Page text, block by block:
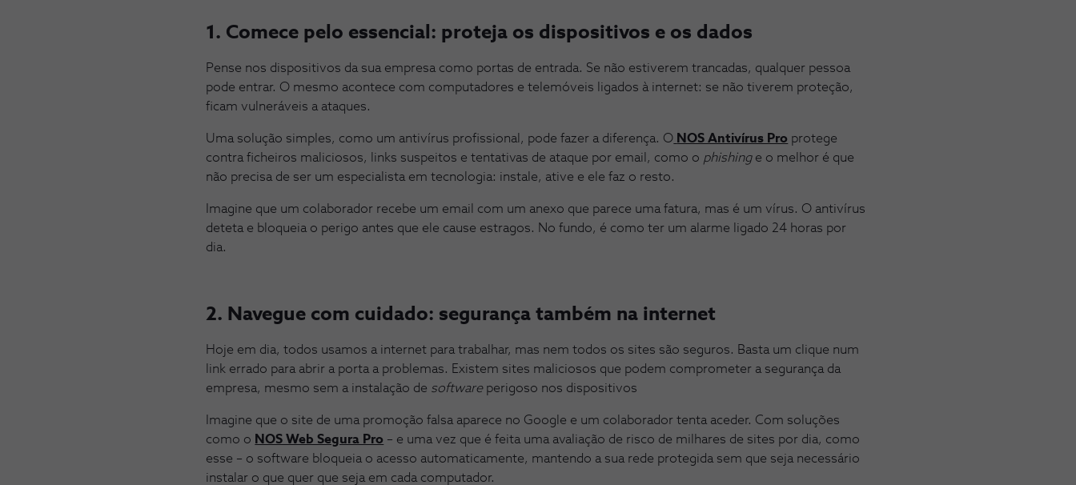
1. Comece pelo essencial: proteja os dispositivos e os dados
Pense nos dispositivos da sua empresa como portas de entrada. Se não estiverem trancadas, qualquer pessoa
pode entrar. O mesmo acontece com computadores e telemóveis ligados à internet: se não tiverem proteção,
ficam vulneráveis a ataques.
Uma solução simples, como um antivírus profissional, pode fazer a diferença. O NOS Antivírus Pro protege
contra ficheiros maliciosos, links suspeitos e tentativas de ataque por email, como o phishinge o melhor é que
não precisa de ser um especialista em tecnologia: instale, ative e ele faz o resto.
Imagine que um colaborador recebe um email com um anexo que parece uma fatura, mas é um vírus. O antivírus
deteta e bloqueia o perigo antes que ele cause estragos. No fundo, é como ter um alarme ligado 24 horas por
dia.
2. Navegue com cuidado: segurança também na internet
Hoje em dia, todos usamos a internet para trabalhar, mas nem todos os sites são seguros. Basta um clique num
link errado para abrir a porta a problemas. Existem sites maliciosos que podem comprometer a segurança da
empresa, mesmo sem a instalação de softwareperigoso nos dispositivos
Imagine que o site de uma promoção falsa aparece no Google e um colaborador tenta aceder. Com soluções
como o NOS Web Segura Pro – e uma vez que é feita uma avaliação de risco de milhares de sites por dia, como
esse – o software bloqueia o acesso automaticamente, mantendo a sua rede protegida sem que seja necessário
instalar o que quer que seja em cada computador.